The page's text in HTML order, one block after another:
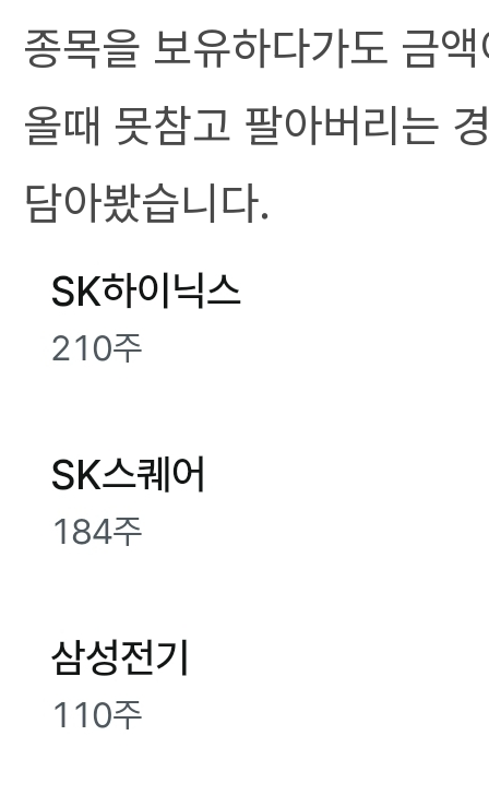
종목을 보유하다가도 금
올때 못참고 팔아버리는
담아봤습니다.